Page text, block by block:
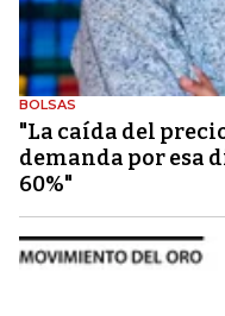
BOLSAS
"La caída del
demanda por esa
60%"